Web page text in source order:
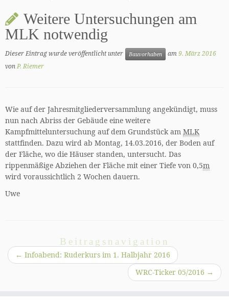
Weitere Untersuchungen am
MLK notwendig
Dieser Eintrag wurde veröffentlicht unter Bauvorhaben am9. März 2016
vonP. Riemer
Wie auf der Jahresmitgliederversammlung angekündigt, muss
nun nach Abriss der Gebäude eine weitere
Kampfmitteluntersuchung auf dem Grundstück am MLK
stattfinden. Dazu wird ab Montag, 14.03.2016, der Boden auf
der Fläche, wo die Häuser standen, untersucht. Das
rippenmäßige Abziehen der Fläche mit einer Tiefe von 0,5m
wird voraussichtlich 2 Wochen dauern.
Uwe
Beitragsnavigation
← Infoabend: Ruderkurs im 1. Halbjahr 2016
WRC-Ticker 05/2016 →